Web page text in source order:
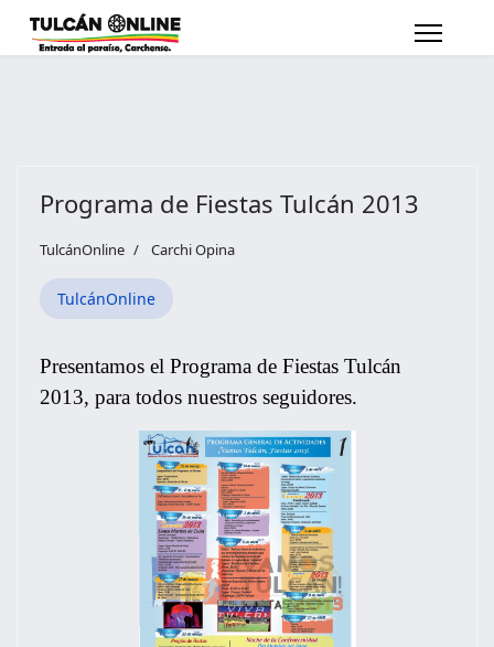
Programa de Fiestas Tulcán 2013
TulcánOnline Carchi Opina
TulcánOnline
Presentamos el Programa de Fiestas Tulcán
2013, para todos nuestros seguidores.